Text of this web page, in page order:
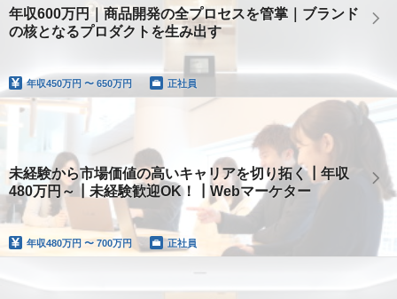
年収600万円｜商品開発の全プロセスを管掌｜ブランド
の核となるプロダクトを生み出す
年収450万円 〜 650万円 正社員
未経験から市場価値の高いキャリアを切り拓く┃年収
480万円～┃未経験歓迎OK！┃Webマーケター
年収480万円 〜 700万円 正社員